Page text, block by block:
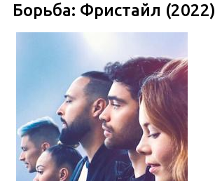
Борьба: Фристайл (2022)